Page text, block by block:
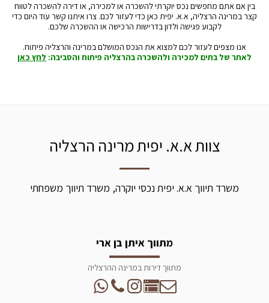
בין אם אתם מחפשים נכס יוקרתי להשכרה או למכירה, או דירה להשכרה לטווח
קצר במרינה הרצליה, א.א. יפית כאן כדי לעזור לכם. צרו איתנו קשר עוד היום כדי
לקבוע פגישה ולדון בדרישות הרכישה או ההשכרה שלכם.
אנו מצפים לעזור לכם למצוא את הנכס המושלם במרינה והרצליה פיתוח.
לאתר של בתים למכירה ולהשכרה בהרצליה פיתוח והסביבה:לחץ כאן
צוות א.א. יפית מרינה הרצליה
משרד תיווך א.א. יפית נכסי יוקרה, משרד תיווך משפחתי
מתווך איתן בן ארי
מתווך דירות במרינה ההרצליה